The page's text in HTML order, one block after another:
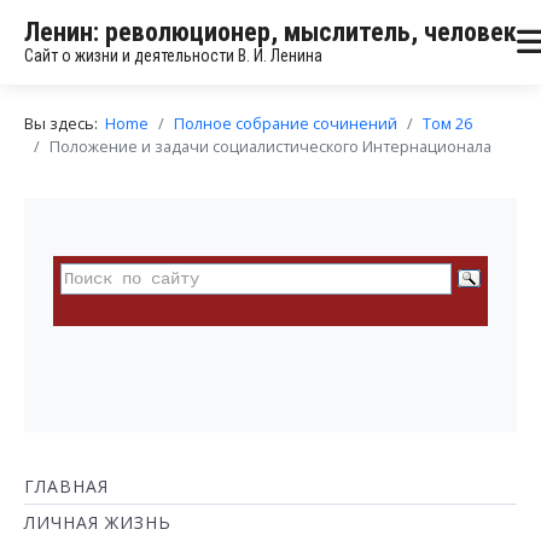
Ленин: революционер, мыслитель, человек
Сайт о жизни и деятельности В. И. Ленина
Вы здесь: Home Полное собрание сочинений
Том 26
Положение и задачи социалистического Интернационала
ГЛАВНАЯ
ЛИЧНАЯ ЖИЗНЬ